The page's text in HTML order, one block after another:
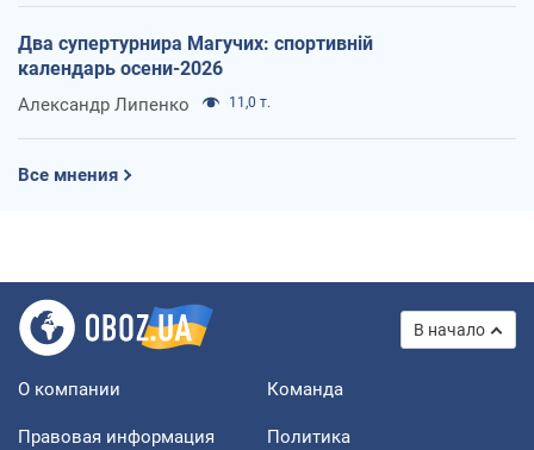
Два супертурнира Магучих: спортивній
календарь осени-2026
Александр Липенко 11,0 т.
Все мнения
В начало
О компании Команда
Правовая информация
Политика